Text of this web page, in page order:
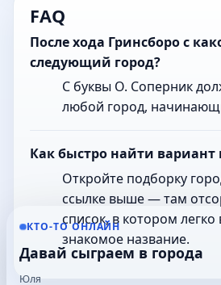
FAQ
После хода Гринсборо с
следующий город?
С буквы О. Соперник
любой город,
Как быстро найти вариант
Откройте подборку
ссылке выше — там
список, в котором
знакомое название.
КТО-ТО ОНЛАЙН
Давай сыграем в города
Юля